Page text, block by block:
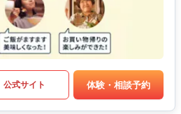
公式サイト 体験・相談予約